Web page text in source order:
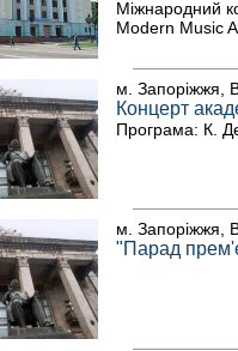
Міжнародний
Modern Music
м. Запоріжжя,
Концерт
Програма: К.
м. Запоріжжя,
"Парад